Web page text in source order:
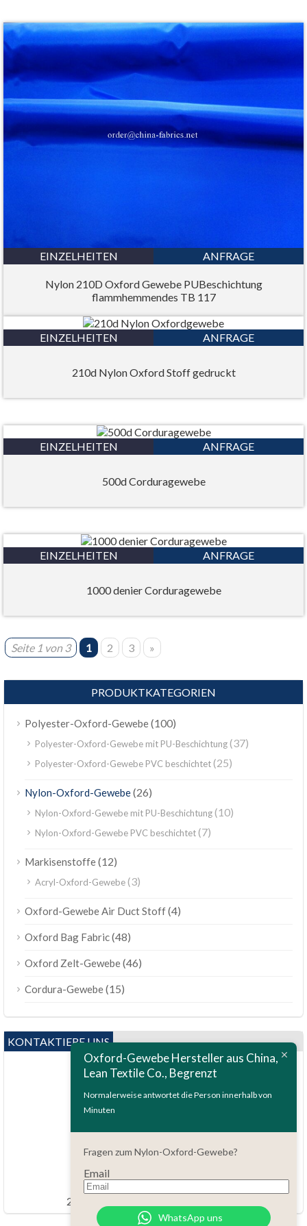
EINZELHEITEN ANFRAGE
Nylon 210D Oxford Gewebe PUBeschichtung
flammhemmendes TB 117
EINZELHEITEN ANFRAGE
210d Nylon Oxford Stoff gedruckt
EINZELHEITEN ANFRAGE
500d Corduragewebe
EINZELHEITEN ANFRAGE
1000 denier Corduragewebe
Seite 1 von 3 1 2 3 »
PRODUKTKATEGORIEN
Polyester-Oxford-Gewebe(100)
Polyester-Oxford-Gewebe mit PU-Beschichtung(37)
Polyester-Oxford-Gewebe PVC beschichtet(25)
Nylon-Oxford-Gewebe(26)
Nylon-Oxford-Gewebe mit PU-Beschichtung(10)
Nylon-Oxford-Gewebe PVC beschichtet(7)
Markisenstoffe(12)
Acryl-Oxford-Gewebe(3)
Oxford-Gewebe Air Duct Stoff(4)
Oxford Bag Fabric(48)
Oxford Zelt-Gewebe(46)
Cordura-Gewebe(15)
KONTAKTIERE UNS
Fragen?
order@china-fabrics.net
24 Stunden täglich 7 Tage pro Woche
Oxford-Gewebe Hersteller aus China,
Lean Textile Co., Begrenzt
Normalerweise antwortet die Person innerhalb von
Minuten
Fragen zum Nylon-Oxford-Gewebe?
Email
WhatsApp uns